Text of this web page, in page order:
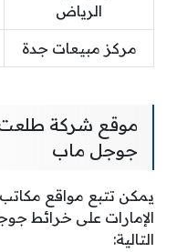
الرياض
مركز مبيعات جدة
موقع شركة
جوجل ماب
يمكن تتبع مواقع
الإمارات على خرائط
التالية: